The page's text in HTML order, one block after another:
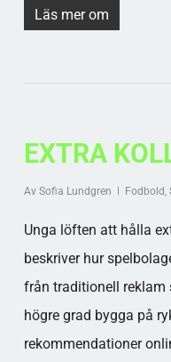
Läs mer om
EXTRA
Av Sofia Lundgren Fodbold
Unga löften att hålla
beskriver hur
från traditionell reklam
högre grad bygga på
rekommendationer